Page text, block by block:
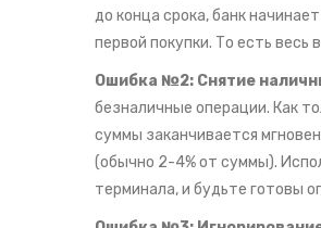
до конца срока, банк
первой покупки. То есть
Ошибка №2: Снятие
безналичные операции. Как
суммы заканчивается
(обычно 2-4% от суммы).
терминала, и будьте готовы